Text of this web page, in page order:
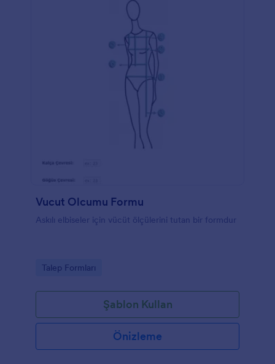
Vucut Olcumu Formu
Askılı elbiseler için vücüt ölçülerini tutan bir formdur
Go to Category:
Talep Formları
Şablon Kullan
Önizleme